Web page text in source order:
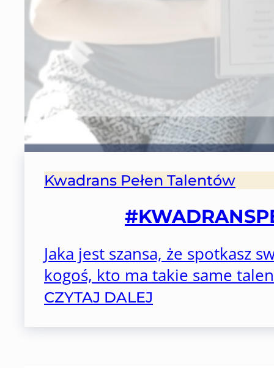
Kwadrans Pełen Talentów
Jaka jest szansa, że spotkasz
kogoś, kto ma takie same
CZYTAJ DALEJ